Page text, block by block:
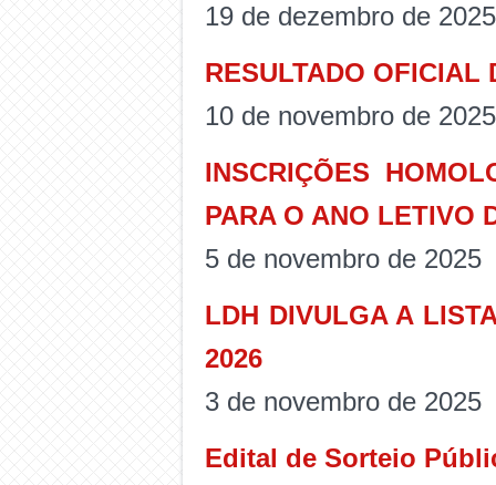
19 de dezembro de 2025
RESULTADO OFICIAL
10 de novembro de 2025
INSCRIÇÕES
PARA O ANO LETIVO
5 de novembro de 2025
LDH DIVULGA A
2026
3 de novembro de 2025
Edital de Sorteio